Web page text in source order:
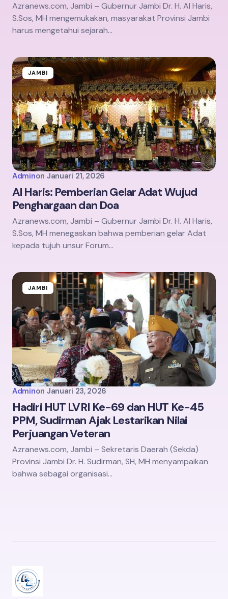
Azranews.com, Jambi – Gubernur Jambi Dr. H. Al Haris,
S.Sos, MH mengemukakan, masyarakat Provinsi Jambi
harus mengetahui sejarah…
JAMBI
Adminon Januari 21, 2026
Al Haris: Pemberian Gelar Adat Wujud
Penghargaan dan Doa
Azranews.com, Jambi – Gubernur Jambi Dr. H. Al Haris,
S.Sos, MH menegaskan bahwa pemberian gelar Adat
kepada tujuh unsur Forum…
JAMBI
Adminon Januari 23, 2026
Hadiri HUT LVRI Ke-69 dan HUT Ke-45
PPM, Sudirman Ajak Lestarikan Nilai
Perjuangan Veteran
Azranews.com, Jambi – Sekretaris Daerah (Sekda)
Provinsi Jambi Dr. H. Sudirman, SH, MH menyampaikan
bahwa sebagai organisasi…